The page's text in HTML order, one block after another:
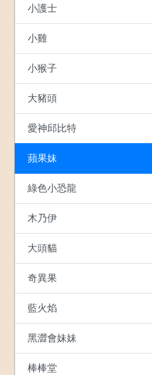
小護士
小雞
小猴子
大豬頭
愛神邱比特
蘋果妹
綠色小恐龍
木乃伊
大頭貓
奇異果
藍火焰
黑澀會妹妹
棒棒堂